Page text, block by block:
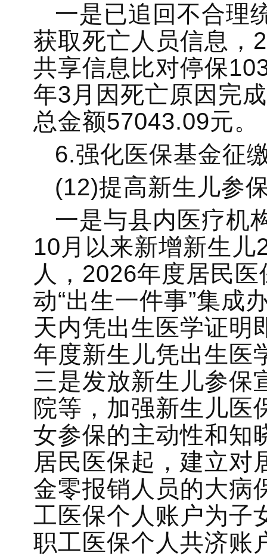
一是已追回不合理
获取死亡人员信息，
共享信息比对停保
年3月因死亡原因完
总金额57043.09元。
6.强化医保基金征
(12)提高新生儿参
一是与县内医疗机
10月以来新增新生
人，2026年度居民
动“出生一件事”集成
天内凭出生医学证明
年度新生儿凭出生医
三是发放新生儿参保
院等，加强新生儿医
女参保的主动性和知
居民医保起，建立对
金零报销人员的大病
工医保个人账户为子
职工医保个人共济账